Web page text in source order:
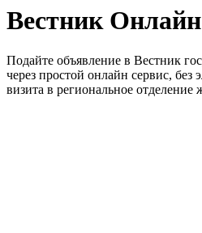
Вестник
Подайте объявление в Вестник
через простой онлайн сервис, без
визита в региональное отделение